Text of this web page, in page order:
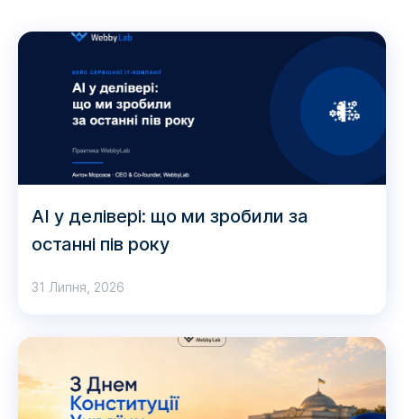
AI у делівері: що ми зробили за
останні пів року
31 Липня, 2026